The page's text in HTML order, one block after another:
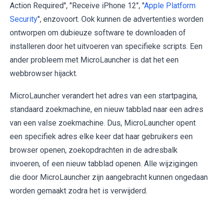
Action Required", "Receive iPhone 12", "Apple Platform
Security", enzovoort. Ook kunnen de advertenties worden
ontworpen om dubieuze software te downloaden of
installeren door het uitvoeren van specifieke scripts. Een
ander probleem met MicroLauncher is dat het een
webbrowser hijackt.
MicroLauncher verandert het adres van een startpagina,
standaard zoekmachine, en nieuw tabblad naar een adres
van een valse zoekmachine. Dus, MicroLauncher opent
een specifiek adres elke keer dat haar gebruikers een
browser openen, zoekopdrachten in de adresbalk
invoeren, of een nieuw tabblad openen. Alle wijzigingen
die door MicroLauncher zijn aangebracht kunnen ongedaan
worden gemaakt zodra het is verwijderd.